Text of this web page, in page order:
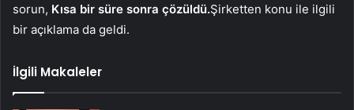
sorun, Kısa bir süre sonra çözüldü.Şirketten konu ile ilgili
bir açıklama da geldi.
İlgili Makaleler